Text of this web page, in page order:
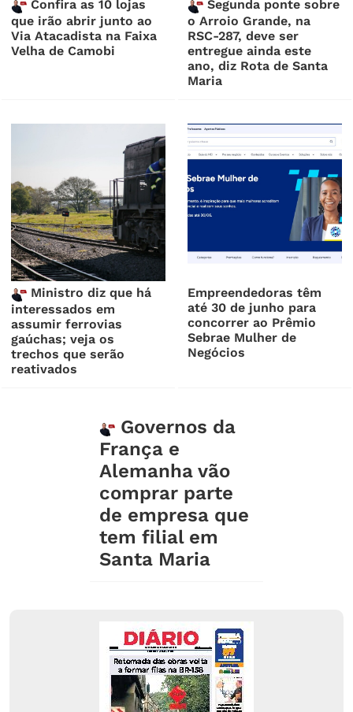
Confira as 10 lojas
que irão abrir junto ao
Via Atacadista na Faixa
Velha de Camobi
Segunda ponte sobre
o Arroio Grande, na
RSC-287, deve ser
entregue ainda este
ano, diz Rota de Santa
Maria
Ministro diz que há
interessados em
assumir ferrovias
gaúchas; veja os
trechos que serão
reativados
Empreendedoras têm
até 30 de junho para
concorrer ao Prêmio
Sebrae Mulher de
Negócios
Governos da
França e
Alemanha vão
comprar parte
de empresa que
tem filial em
Santa Maria